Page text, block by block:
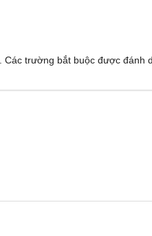
Các trường bắt buộc được đánh